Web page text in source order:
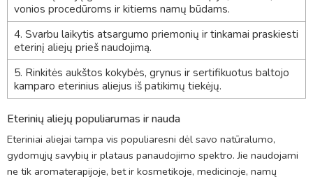
vonios procedūroms ir kitiems namų būdams.
4. Svarbu laikytis atsargumo priemonių ir tinkamai praskiesti
eterinį aliejų prieš naudojimą.
5. Rinkitės aukštos kokybės, grynus ir sertifikuotus baltojo
kamparo eterinius aliejus iš patikimų tiekėjų.
Eterinių aliejų populiarumas ir nauda
Eteriniai aliejai tampa vis populiaresni dėl savo natūralumo,
gydomųjų savybių ir plataus panaudojimo spektro. Jie naudojami
ne tik aromaterapijoje, bet ir kosmetikoje, medicinoje, namų